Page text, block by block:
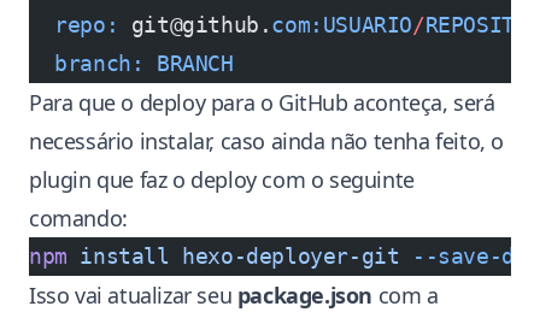
  repo:
git@github.com:USUARIO/
  branch:
BRANCH
Para que o deploy para o GitHub aconteça, será
necessário instalar, caso ainda não tenha feito, o
plugin que faz o deploy com o seguinte
comando:
npm install hexo-deployer-git --save-dev
Isso vai atualizar seu package.json com a